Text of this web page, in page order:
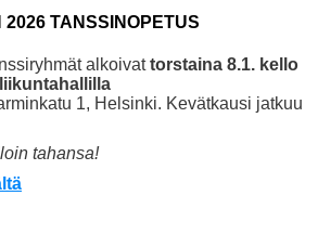
TANSSINOPETUS
alkoivattorstaina 8.1. kello
1, Helsinki. Kevätkausi jatkuu
tahansa!